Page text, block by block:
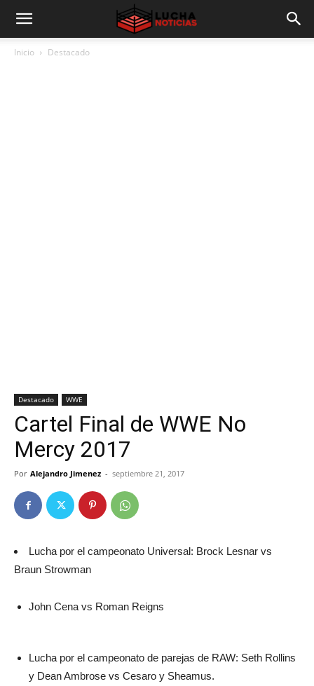
Inicio Destacado
Destacado WWE
Cartel Final de WWE No
Mercy 2017
Por Alejandro Jimenez - septiembre 21, 2017
Lucha por el campeonato Universal: Brock Lesnar vs
Braun Strowman
John Cena vs Roman Reigns
Lucha por el campeonato de parejas de RAW: Seth Rollins
y Dean Ambrose vs Cesaro y Sheamus.